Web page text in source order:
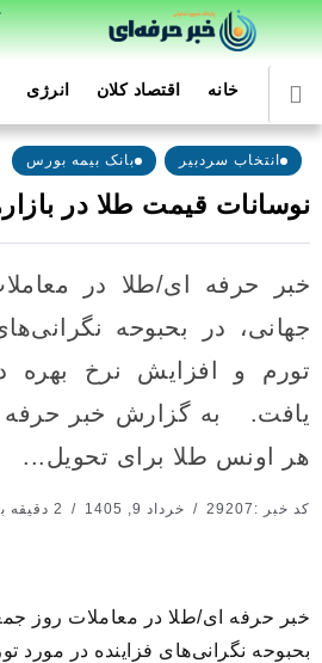
خانه اقتصاد کلان انرژی
انتخاب سردبیر بانک بیمه بورس
نوسانات قیمت طلا در
خبر حرفه ای/طلا در
جهانی، در بحبوحه
تورم و افزایش نرخ بهره
یافت. به گزارش خبر حرفه
هر اونس طلا برای تحویل...
کد خبر :29207 خرداد 9, 1405
خبر حرفه ای/طلا در معاملات روز
بحبوحه نگرانی‌های فزاینده در مورد